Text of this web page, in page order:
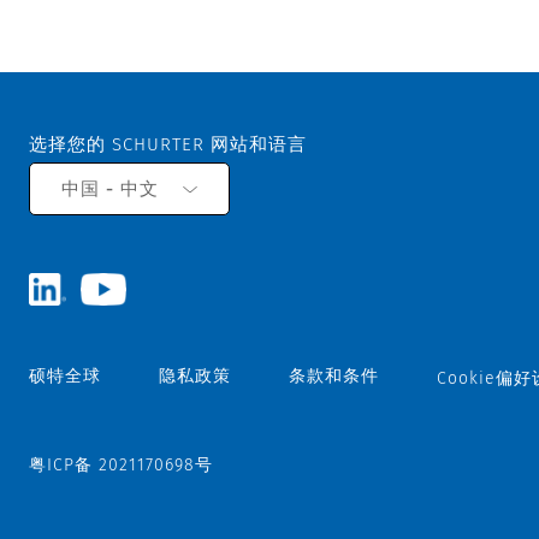
选择您的 SCHURTER 网站和语言
中国 - 中文
硕特全球 隐私政策 条款和条件 Cookie偏好
粤ICP备 2021170698号